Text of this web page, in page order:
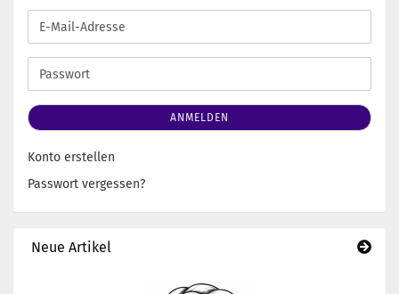
E-
Mail-
Adresse
Passwort
ANMELDEN
Konto erstellen
Passwort vergessen?
Neue Artikel